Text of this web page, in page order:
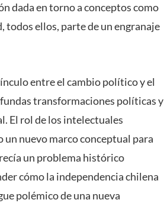
dada en torno a conceptos como
ellos, parte de un engranaje
entre el cambio político y el
transformaciones políticas y
El rol de los intelectuales
nuevo marco conceptual para
un problema histórico
cómo la independencia chilena
polémico de una nueva